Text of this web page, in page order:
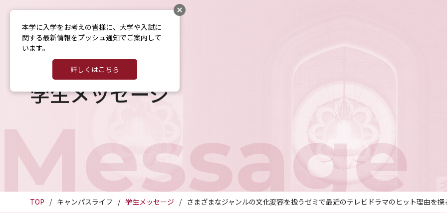
学生メッセージ
TOP キャンパスライフ 学生メッセージ さまざまなジャンルの文化変容を扱うゼミで最近のテレビドラマのヒット理由を探
本学に入学をお考えの皆様に、大学や入試に
関する最新情報をプッシュ通知でご案内して
います。
詳しくはこちら